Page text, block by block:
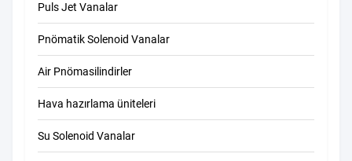
Puls Jet Vanalar
Pnömatik Solenoid Vanalar
Air Pnömasilindirler
Hava hazırlama üniteleri
Su Solenoid Vanalar